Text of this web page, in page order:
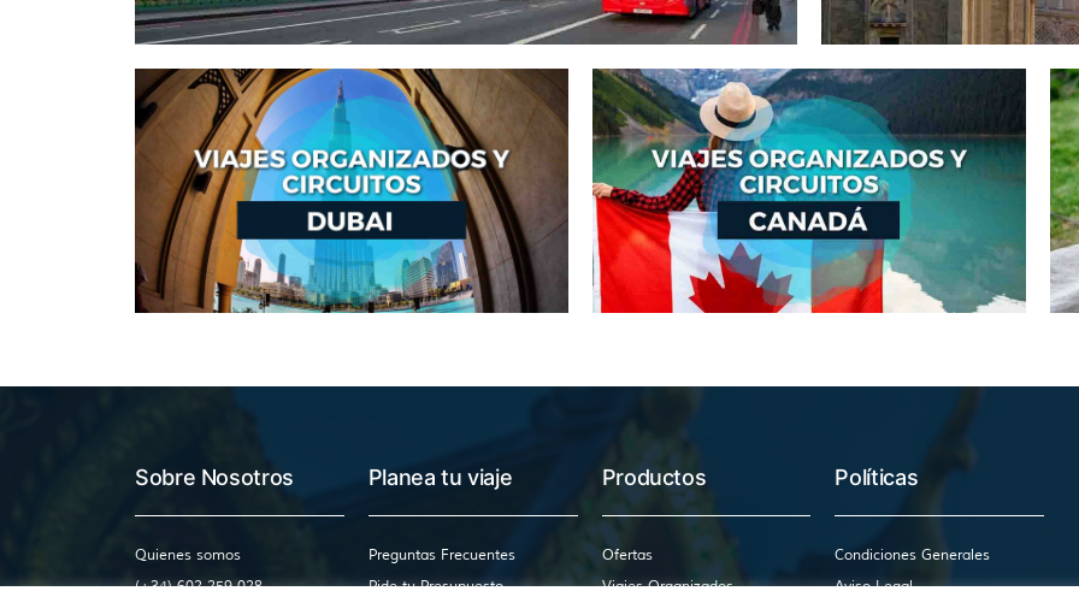
Sobre Nosotros
Quienes somos
(+34) 602 259 028
Planea tu viaje
Preguntas Frecuentes
Pide tu Presupuesto
Productos
Ofertas
Viajes Organizados
Políticas
Condiciones Generales
Aviso Legal